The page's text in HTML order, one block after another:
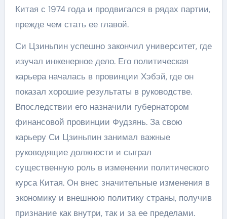
Китая с 1974 года и продвигался в рядах партии,
прежде чем стать ее главой.
Си Цзиньпин успешно закончил университет, где
изучал инженерное дело. Его политическая
карьера началась в провинции Хэбэй, где он
показал хорошие результаты в руководстве.
Впоследствии его назначили губернатором
финансовой провинции Фудзянь. За свою
карьеру Си Цзиньпин занимал важные
руководящие должности и сыграл
существенную роль в изменении политического
курса Китая. Он внес значительные изменения в
экономику и внешнюю политику страны, получив
признание как внутри, так и за ее пределами.